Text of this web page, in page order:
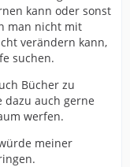
kann oder sonst
man nicht mit
verändern kann,
suchen.
Bücher zu
dazu auch gerne
werfen.
meiner